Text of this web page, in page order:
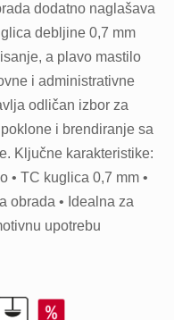
dodatno naglašava
debljine 0,7 mm
a plavo mastilo
i administrativne
odličan izbor za
i brendiranje sa
Ključne karakteristike:
• TC kuglica 0,7 mm •
obrada • Idealna za
upotrebu